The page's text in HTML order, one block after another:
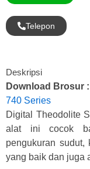
Telepon
Deskripsi
Download Brosur :
740 Series
Digital Theodolite
alat ini cocok
pengukuran sudut,
yang baik dan juga